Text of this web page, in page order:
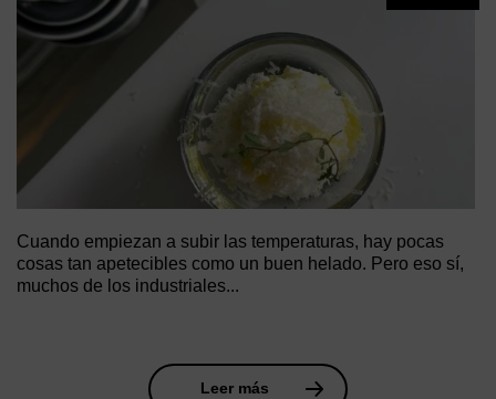
Cuando empiezan a subir las temperaturas, hay pocas
cosas tan apetecibles como un buen helado. Pero eso sí,
muchos de los industriales...
Leer más